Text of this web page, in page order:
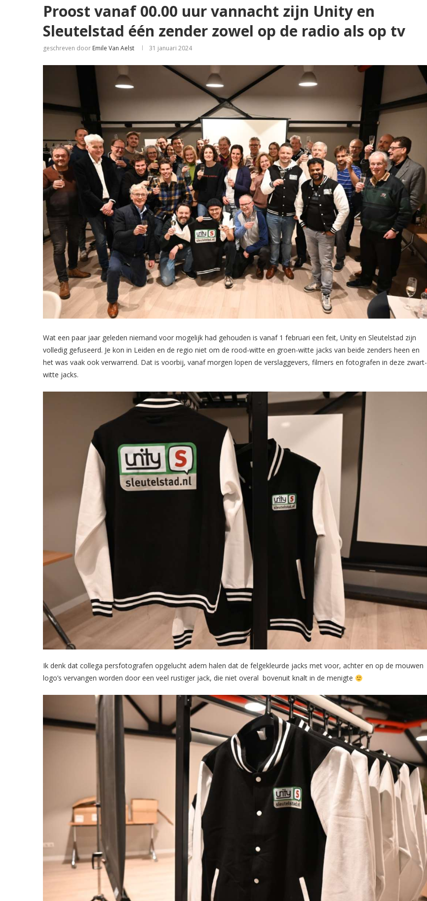
Proost vanaf 00.00 uur vannacht zijn Unity en
Sleutelstad één zender zowel op de radio als op tv
geschreven door Emile Van Aelst 31 januari 2024
Wat een paar jaar geleden niemand voor mogelijk had gehouden is vanaf 1 februari een feit, Unity en Sleutelstad zijn
volledig gefuseerd. Je kon in Leiden en de regio niet om de rood-witte en groen-witte jacks van beide zenders heen en
het was vaak ook verwarrend. Dat is voorbij, vanaf morgen lopen de verslaggevers, filmers en fotografen in deze zwart-
witte jacks.
Ik denk dat collega persfotografen opgelucht adem halen dat de felgekleurde jacks met voor, achter en op de mouwen
logo’s vervangen worden door een veel rustiger jack, die niet overal bovenuit knalt in de menigte